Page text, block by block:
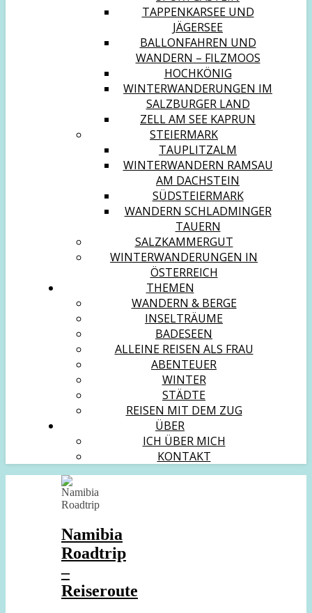
TAPPENKARSEE UND
JÄGERSEE
BALLONFAHREN UND
WANDERN – FILZMOOS
HOCHKÖNIG
WINTERWANDERUNGEN IM
SALZBURGER LAND
ZELL AM SEE KAPRUN
STEIERMARK
TAUPLITZALM
WINTERWANDERN RAMSAU
AM DACHSTEIN
SÜDSTEIERMARK
WANDERN SCHLADMINGER
TAUERN
SALZKAMMERGUT
WINTERWANDERUNGEN IN
ÖSTERREICH
THEMEN
WANDERN & BERGE
INSELTRÄUME
BADESEEN
ALLEINE REISEN ALS FRAU
ABENTEUER
WINTER
STÄDTE
REISEN MIT DEM ZUG
ÜBER
ICH ÜBER MICH
KONTAKT
Namibia
Roadtrip
–
Reiseroute